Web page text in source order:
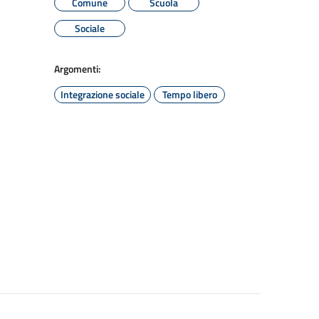
Sociale
Argomenti:
Integrazione sociale
Tempo libero